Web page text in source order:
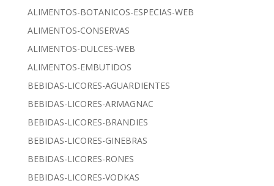
ALIMENTOS-BOTANICOS-ESPECIAS-WEB
ALIMENTOS-CONSERVAS
ALIMENTOS-DULCES-WEB
ALIMENTOS-EMBUTIDOS
BEBIDAS-LICORES-AGUARDIENTES
BEBIDAS-LICORES-ARMAGNAC
BEBIDAS-LICORES-BRANDIES
BEBIDAS-LICORES-GINEBRAS
BEBIDAS-LICORES-RONES
BEBIDAS-LICORES-VODKAS